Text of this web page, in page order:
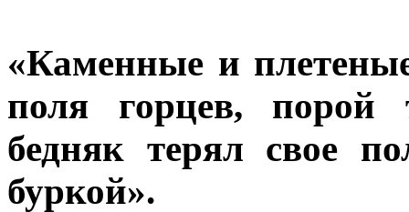
«Каменные и
поля горцев, порой
бедняк терял свое
буркой».